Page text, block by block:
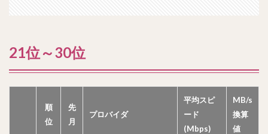
21位～30位
順
位
先
月
プロバイダ
平均スピ
ード
(Mbps)
MB/s
換算
値